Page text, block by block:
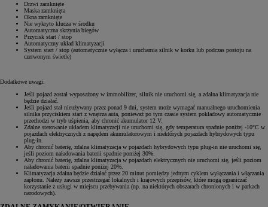
Drzwi zamknięte
Maska zamknięta
Okna zamknięte
Nie wykryto klucza w środku
Automatyczna skrzynia biegów
Przycisk start / stop
Automatyczny układ klimatyzacji
System start / stop (automatycznie wyłącza i uruchamia silnik w korku lub podczas postoju na
czerwonym świetle)
Dodatkowe uwagi:
Jeśli pojazd został wyposażony w immobilizer, silnik nie uruchomi się, a zdalna klimatyzacja nie
będzie działać.
Jeśli pojazd stał nieużywany przez ponad 9 dni, system może wymagać manualnego uruchomienia
silnika przyciskiem start z wnętrza auta, ponieważ po tym czasie system pokładowy automatycznie
przechodzi w tryb uśpienia, aby chronić akumulator 12 V.
Zdalne sterowanie układem klimatyzacji nie uruchomi się, gdy temperatura spadnie poniżej -10°C w
pojazdach elektrycznych z napędem akumulatorowym i niektórych pojazdach hybrydowych typu
plug-in.
Aby chronić baterię, zdalna klimatyzacja w pojazdach hybrydowych typu plug-in nie uruchomi się,
jeśli poziom naładowania baterii spadnie poniżej 30%.
Aby chronić baterię, zdalna klimatyzacja w pojazdach elektrycznych nie uruchomi się, jeśli poziom
naładowania baterii spadnie poniżej 20%.
Klimatyzacja zdalna będzie działać przez 20 minut pomiędzy jednym cyklem wyłączania i włączania
zapłonu. Należy zawsze przestrzegać lokalnych i krajowych przepisów, które mogą ograniczać
korzystanie z usługi w miejscu przebywania (np. na niektórych obszarach chronionych i w parkach
narodowych).